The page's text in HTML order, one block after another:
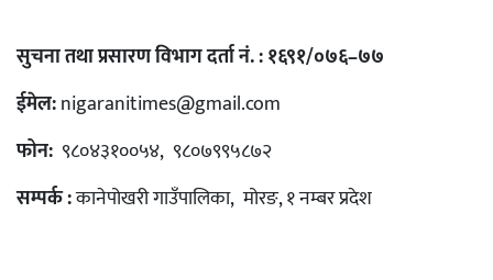
सुचना तथा प्रसारण विभाग दर्ता नं. : १६९१/०७६–७७
ईमेल:nigaranitimes@gmail.com
फोन: ९८०४३१००५४, ९८०७९९५८७२
सम्पर्क :कानेपोखरी गाउँपालिका, मोरङ, १ नम्बर प्रदेश